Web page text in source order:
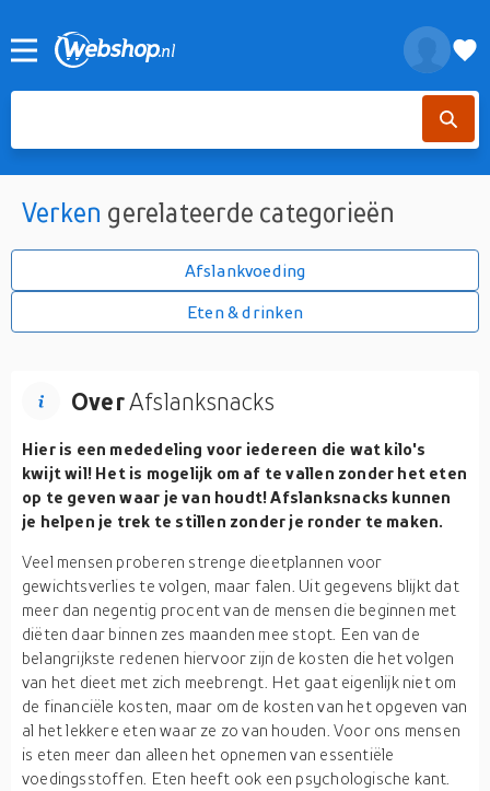
Verken gerelateerde categorieën
Afslankvoeding
Eten & drinken
OverAfslanksnacks
Hier is een mededeling voor iedereen die wat kilo's
kwijt wil! Het is mogelijk om af te vallen zonder het eten
op te geven waar je van houdt! Afslanksnacks kunnen
je helpen je trek te stillen zonder je ronder te maken.
Veel mensen proberen strenge dieetplannen voor
gewichtsverlies te volgen, maar falen. Uit gegevens blijkt dat
meer dan negentig procent van de mensen die beginnen met
diëten daar binnen zes maanden mee stopt. Een van de
belangrijkste redenen hiervoor zijn de kosten die het volgen
van het dieet met zich meebrengt. Het gaat eigenlijk niet om
de financiële kosten, maar om de kosten van het opgeven van
al het lekkere eten waar ze zo van houden. Voor ons mensen
is eten meer dan alleen het opnemen van essentiële
voedingsstoffen. Eten heeft ook een psychologische kant.